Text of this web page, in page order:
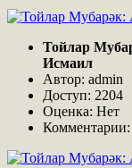
Тойлар
Исмаил
Автор: admin
Доступ: 2204
Оценка: Нет